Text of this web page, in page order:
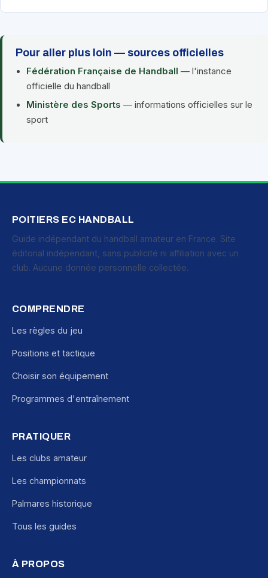
Pour aller plus loin — sources officielles
Fédération Française de Handball — l'instance
officielle du handball
Ministère des Sports — informations officielles sur le
sport
POITIERS EC HANDBALL
Guide indépendant du handball amateur en France. Site
éditorial indépendant, sans publicité ni affiliation avec un
club. Aucune donnée personnelle collectée.
COMPRENDRE
Les règles du jeu
Positions et tactique
Choisir son équipement
Programmes d'entraînement
PRATIQUER
Les clubs amateur
Les championnats
Palmares historique
Tous les guides
À PROPOS